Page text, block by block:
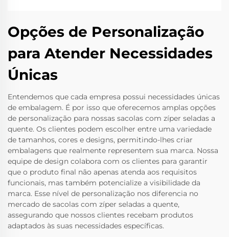
Opções de Personalização
para Atender Necessidades
Únicas
Entendemos que cada empresa possui necessidades únicas
de embalagem. É por isso que oferecemos amplas opções
de personalização para nossas sacolas com zíper seladas a
quente. Os clientes podem escolher entre uma variedade
de tamanhos, cores e designs, permitindo-lhes criar
embalagens que realmente representem sua marca. Nossa
equipe de design colabora com os clientes para garantir
que o produto final não apenas atenda aos requisitos
funcionais, mas também potencialize a visibilidade da
marca. Esse nível de personalização nos diferencia no
mercado de sacolas com zíper seladas a quente,
assegurando que nossos clientes recebam produtos
adaptados às suas necessidades específicas.